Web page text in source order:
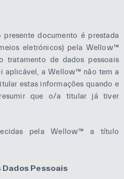
documento é prestada
eletrónicos) pela Wellow™
tratamento de dados pessoais
aplicável, a Wellow™ não tem a
estas informações quando e
que o/a titular já tiver
pela Wellow™ a título
Pessoais